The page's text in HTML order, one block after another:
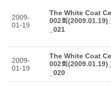
2009-
01-19
The White Coat
002회
_021
2009-
01-19
The White Coat
002회
_020